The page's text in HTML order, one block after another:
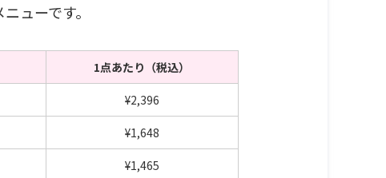
ューです。
1点あたり（税込）
¥2,396
¥1,648
¥1,465